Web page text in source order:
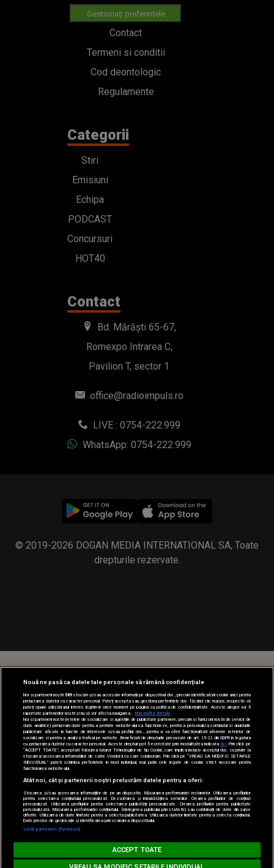
Gestionați preferințele
Contact
Termeni si conditii
Cod deontologic
Regulamente
Categorii
Stiri
Emisiuni
Echipa
PODCAST
Concursuri
HOT40
Contact
Bd. Mărăști 65-67,
Romexpo Intrarea C,
Pavilion T, sector 1
office@radioimpuls.ro
LIVE : 0754-222.999
WhatsApp: 0754-222.999
© 2019-2026 DOGAN MEDIA INTERNATIONAL SA, Toate
drepturile rezervate.
Loading...
BARĂ LA BARĂ
www.radioimpuls.ro
Nouă ne pasă ca datele tale personale să rămână confidențiale
Noi și partenerii noștri589stocăm și/sau accesăm informații pe dispozitivul dvs., precum identificatorii cookie unici pentru
prelucrarea datelor cu caracter personal. Puteți accepta sau gestiona preferințele dvs. făcând clic mai jos, respectiv vă
puteți opune utilizării unui interes legitim în orice moment pe pagina cu politica de confidențialitate. Aceste alegeri vor fi
raportate partenerilor noștri și nu vă vor afecta navigarea.
Mai multe detalii
Noi si partenerii nostri (retelele de socializare si agentiile de publicitate partenere, precum si furnizorii nostri de servicii de
date analitice) prelucram date pentru a permite website-ului sa functioneze, pentru a personaliza continutul si anunturile
publicitare afisate in functie de interesele si/sau profilul dvs., pentru a va oferi functionalitati aferente retelelor de
socializare si pentru a analiza traficul pe website. Beneficiati de drepturile prevazute de art. 15-22 din GDPR in legatura
cu prelucrarea datelor cu caracter personal. Aceste drepturi pot fi exercitate prin modalitatea indicataaici . Prin click pe
“ACCEPT TOATE”, acceptati folosirea tuturor Tehnologiilor de tip Cookie, care implica inclusiv acceptul dvs. cu privire la
stocarea/accesarea informatiilor de catre Vendor-ii cu care colaboram. Prin click pe “VREAU SA MODIFIC SETARILE
INDIVIDUAL” puteti schimba preferintele in mod individual, mai putin cele legate de cookie strict necesare pentru
functionarea website-ului.
Atât noi, cât și partenerii noștri prelucrăm datele pentru a oferi:
Stocarea și/sau accesarea informațiilor de pe un dispozitiv. Măsurarea performanței reclamelor. Utilizarea profilurilor
pentru selectarea conținutului personalizat. Dezvoltarea și îmbunătățirea serviciilor. Crearea profilurilor de conținut
personalizat. Utilizarea profilurilor pentru selectarea publicității personalizate. Crearea profilurilor pentru publicitate
personalizată. Măsurarea performanței conținutului. Înțelegerea publicului prin statistici sau combinații de date din surse
diferite. Utilizarea de date limitate pentru a selecta publicitatea. Utilizarea datelor limitate pentru a selecta conținutul.
Date precise de geolocație și identificarea prin scanarea dispozitivului.
Listă parteneri (furnizori)
ACCEPT TOATE